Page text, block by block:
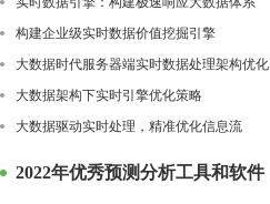
构建企业级实时数据价值挖掘引擎
大数据时代服务器端实时数据处理架构优化
大数据架构下实时引擎优化策略
大数据驱动实时处理，精准优化信息流
2022年优秀预测分析工具和软件